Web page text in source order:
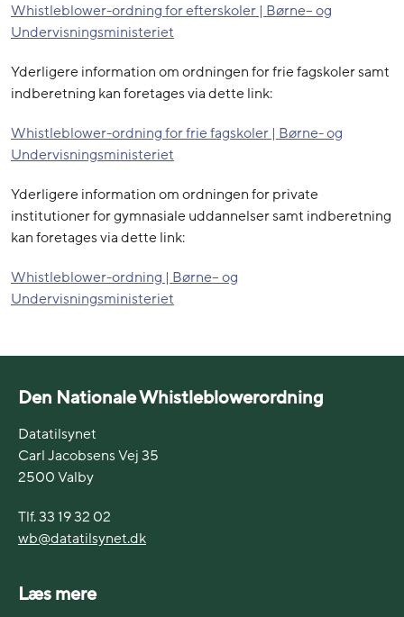
Whistleblower-ordning for efterskoler | Børne– og
Undervisningsministeriet
Yderligere information om ordningen for frie fagskoler samt
indberetning kan foretages via dette link:
Whistleblower-ordning for frie fagskoler | Børne- og
Undervisningsministeriet
Yderligere information om ordningen for private
institutioner for gymnasiale uddannelser samt indberetning
kan foretages via dette link:
Whistleblower-ordning | Børne– og
Undervisningsministeriet
Den Nationale Whistleblowerordning
Datatilsynet
Carl Jacobsens Vej 35
2500 Valby
Tlf. 33 19 32 02
wb@datatilsynet.dk
Læs mere